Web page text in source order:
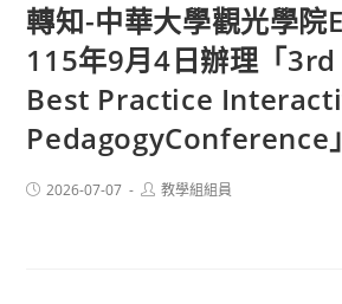
轉知-中華大學觀光學院
115年9月4日辦理「
Best Practice
PedagogyConference」
Post2026-07-07
Post教學組組員